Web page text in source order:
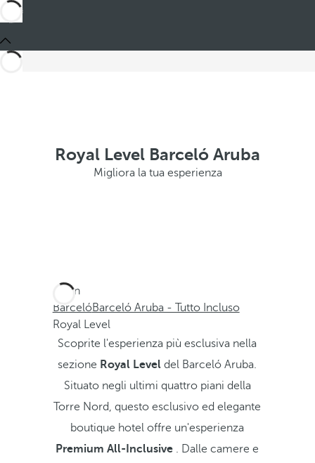
Royal Level Barceló Aruba
Migliora la tua esperienza
Sei in
BarcelóBarceló Aruba - Tutto Incluso
Royal Level
Scoprite l'esperienza più esclusiva nella
sezione Royal Leveldel Barceló Aruba.
Situato negli ultimi quattro piani della
Torre Nord, questo esclusivo ed elegante
boutique hotel offre un'esperienza
Premium All-Inclusive . Dalle camere e